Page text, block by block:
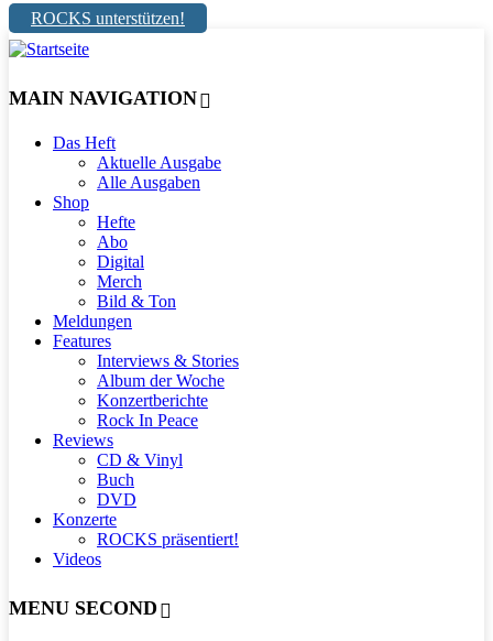
ROCKS unterstützen!
MAIN NAVIGATION
Das Heft
Aktuelle Ausgabe
Alle Ausgaben
Shop
Hefte
Abo
Digital
Merch
Bild & Ton
Meldungen
Features
Interviews & Stories
Album der Woche
Konzertberichte
Rock In Peace
Reviews
CD & Vinyl
Buch
DVD
Konzerte
ROCKS präsentiert!
Videos
MENU SECOND